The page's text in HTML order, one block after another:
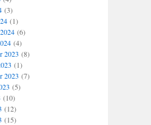
(3)
(1)
(6)
(4)
2023 (8)
(1)
2023 (7)
(5)
(10)
(12)
(15)